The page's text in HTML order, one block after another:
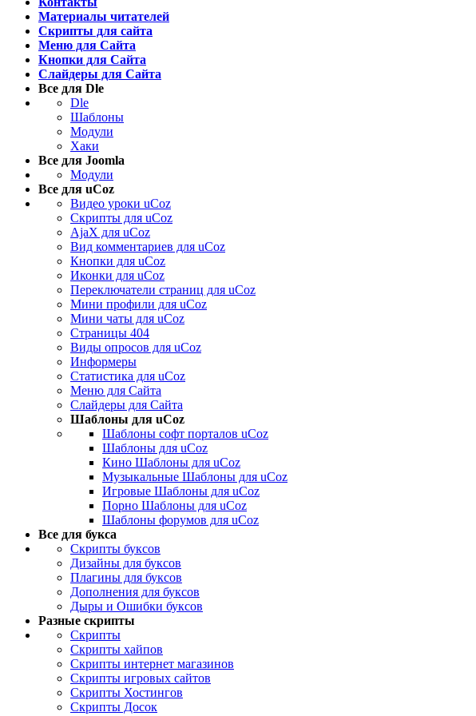
Материалы читателей
Скрипты для сайта
Меню для Сайта
Кнопки для Сайта
Слайдеры для Сайта
Все для Dle
Dle
Шаблоны
Модули
Хаки
Все для Joomla
Модули
Все для uCoz
Видео уроки uCoz
Скрипты для uCoz
AjaX для uCoz
Вид комментариев для uCoz
Кнопки для uCoz
Иконки для uCoz
Переключатели страниц для uCoz
Мини профили для uCoz
Мини чаты для uCoz
Страницы 404
Виды опросов для uCoz
Информеры
Статистика для uCoz
Меню для Сайта
Слайдеры для Сайта
Шаблоны для uCoz
Шаблоны софт порталов uCoz
Шаблоны для uCoz
Кино Шаблоны для uCoz
Музыкальные Шаблоны для uCoz
Игровые Шаблоны для uCoz
Порно Шаблоны для uCoz
Шаблоны форумов для uCoz
Все для букса
Скрипты буксов
Дизайны для буксов
Плагины для буксов
Дополнения для буксов
Дыры и Ошибки буксов
Разные скрипты
Скрипты
Скрипты хайпов
Скрипты интернет магазинов
Скрипты игровых сайтов
Скрипты Хостингов
Скрипты Досок